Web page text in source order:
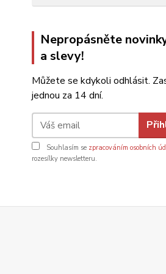
Nepropásněte
a slevy!
Můžete se kdykoli odhlásit.
jednou za 14 dní.
Souhlasím se zpracováním osobních
rozesílky newsletteru.